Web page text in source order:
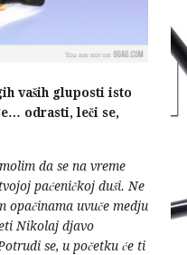
vaših gluposti isto
odrasti, leči se,
da se na vreme
paćeničkoj duši. Ne
opačinama uvuče medju
Nikolaj djavo
se, u početku će ti